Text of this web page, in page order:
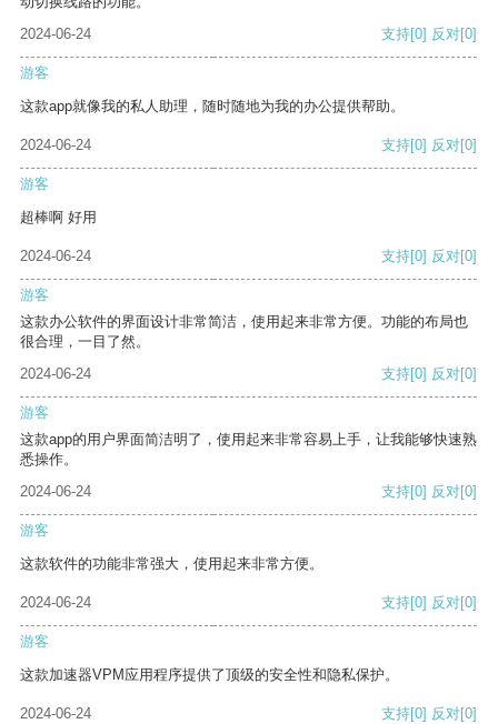
2024-06-24
支持[0] 反对[0]
游客
这款app就像我的私人助理，随时随地为我的办公提供帮助。
2024-06-24 支持[0] 反对[0]
游客
超棒啊 好用
2024-06-24 支持[0] 反对[0]
游客
这款办公软件的界面设计非常简洁，使用起来非常方便。功能的布局也
很合理，一目了然。
2024-06-24
支持[0] 反对[0]
游客
这款app的用户界面简洁明了，使用起来非常容易上手，让我能够快速熟
悉操作。
2024-06-24
支持[0] 反对[0]
游客
这款软件的功能非常强大，使用起来非常方便。
2024-06-24 支持[0] 反对[0]
游客
这款加速器VPM应用程序提供了顶级的安全性和隐私保护。
2024-06-24 支持[0] 反对[0]